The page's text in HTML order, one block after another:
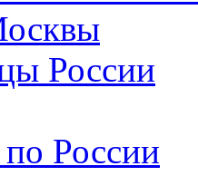
России
России